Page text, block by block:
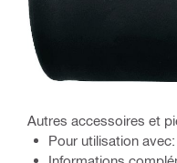
Autres accessoires et
Pour utilisation